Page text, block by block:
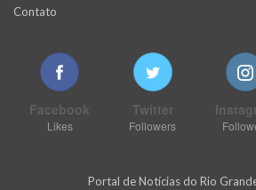
Contato
Facebook
Likes
Twitter
Followers
Portal de Notícias do Rio